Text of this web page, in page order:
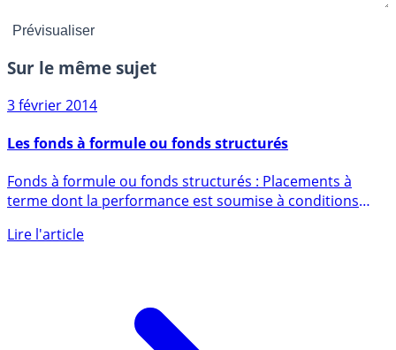
Sur le même sujet
3 février 2014
Les fonds à formule ou fonds structurés
terme dont la performance est soumise à conditions